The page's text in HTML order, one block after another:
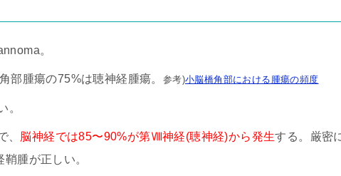
。
部腫瘍の75%は聴神経腫瘍。 参考)小脳橋角部における腫瘍の頻度
。
、 脳神経では85〜90%が第Ⅷ神経(聴神経)から発生する。厳密
腫が正しい。